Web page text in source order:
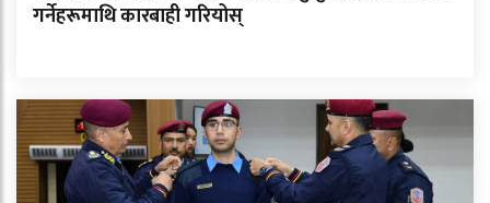
गर्नेहरूमाथि कारबाही गरियोस्